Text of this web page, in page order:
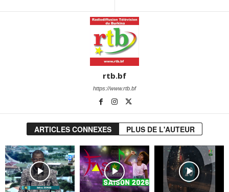
rtb.bf
https://www.rtb.bf
ARTICLES CONNEXES PLUS DE L'AUTEUR